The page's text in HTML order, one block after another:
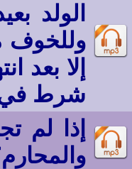
الولد
وللخوف
إلا
شرط في
إذا لم